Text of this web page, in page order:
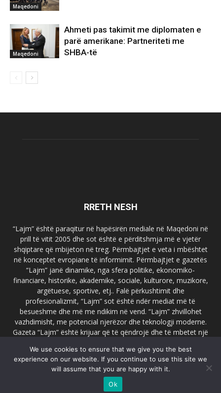
Maqedoni
Maqedoni
Ahmeti pas takimit me diplomaten e
parë amerikane: Partneriteti me
SHBA-të
RRETH NESH
“Lajm” është paraqitur në hapësirën mediale në Maqedoni në
prill të vitit 2005 dhe sot është e përditshmja më e vjetër
shqiptare që mbijeton në treg. Përmbajtjet e veta i mbështet
në konceptet evropiane të informimit. Përmbajtjet e gazetës
“Lajm” janë dinamike, nga sfera politike, ekonomiko-
financiare, historike, akademike, sociale, kulturore, muzikore,
argëtuese, sportive, etj.. Falë përkushtimit dhe
profesionalizmit, “Lajm” sot është ndër mediat më të
besueshme dhe më me ndikim në vend. “Lajm” zhvillohet
vazhdimisht, me potencial njerëzor dhe teknologji moderne.
Gazeta “Lajm” është krijuar që të qëndrojë dhe të mbetet një
faqja zyrtare e gazetës “Lajm”, www.lajmpress.org është një
ndër portalet më të njohur në Maqedoni.
lajm.sk@gmail.com
We use cookies to ensure that we give you the best
experience on our website. If you continue to use this site we
will assume that you are happy with it.
Ok